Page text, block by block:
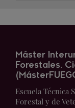
Máster
Forestales.
Escuela Técnica
Forestal y de